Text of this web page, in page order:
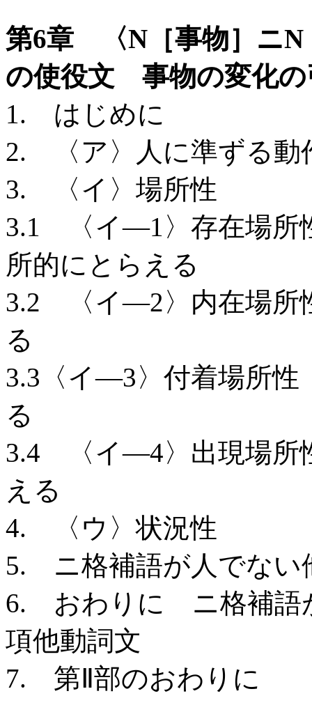
第6章 〈N［事物］ニN
の使役文 事物の変化の
1. はじめに
2. 〈ア〉人に準ずる動
3. 〈イ〉場所性
3.1 〈イ―1〉存在場所
所的にとらえる
3.2 〈イ―2〉内在場所
る
3.3〈イ―3〉付着場所
る
3.4 〈イ―4〉出現場所
える
4. 〈ウ〉状況性
5. ニ格補語が人でない
6. おわりに ニ格補語
項他動詞文
7. 第Ⅱ部のおわりに